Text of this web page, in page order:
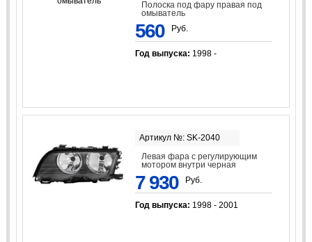
Полоска под фару правая под
омыватель
560 Руб.
Год выпуска: 1998 -
Артикул №: SK-2040
Левая фара с регулирующим
мотором внутри черная
7 930 Руб.
Год выпуска: 1998 - 2001